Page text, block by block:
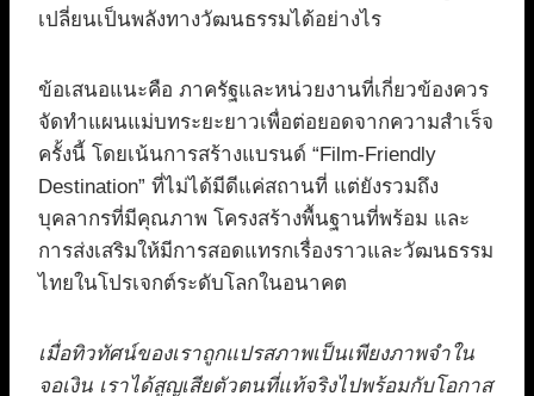
เปลี่ยนเป็นพลังทางวัฒนธรรมได้อย่างไร
ข้อเสนอแนะคือ ภาครัฐและหน่วยงานที่เกี่ยวข้องควร
จัดทำแผนแม่บทระยะยาวเพื่อต่อยอดจากความสำเร็จ
ครั้งนี้ โดยเน้นการสร้างแบรนด์ “Film-Friendly
Destination” ที่ไม่ได้มีดีแค่สถานที่ แต่ยังรวมถึง
บุคลากรที่มีคุณภาพ โครงสร้างพื้นฐานที่พร้อม และ
การส่งเสริมให้มีการสอดแทรกเรื่องราวและวัฒนธรรม
ไทยในโปรเจกต์ระดับโลกในอนาคต
เมื่อทิวทัศน์ของเราถูกแปรสภาพเป็นเพียงภาพจำใน
จอเงิน เราได้สูญเสียตัวตนที่แท้จริงไปพร้อมกับโอกาส